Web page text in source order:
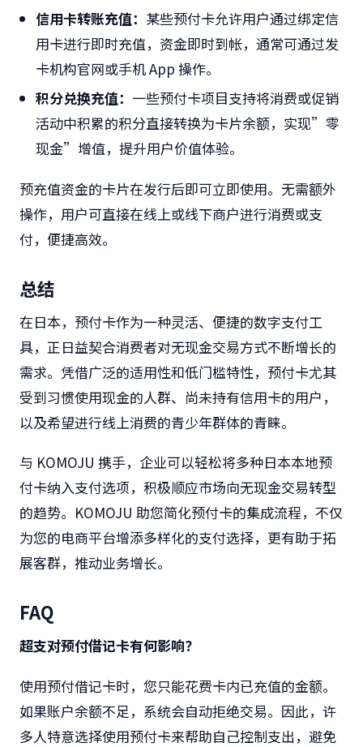
信用卡转账充值： 某些预付卡允许用户通过绑定信
用卡进行即时充值，资金即时到帐，通常可通过发
卡机构官网或手机 App 操作。
积分兑换充值： 一些预付卡项目支持将消费或促销
活动中积累的积分直接转换为卡片余额，实现”零
现金”增值，提升用户价值体验。
预充值资金的卡片在发行后即可立即使用。无需额外
操作，用户可直接在线上或线下商户进行消费或支
付，便捷高效。
总结
在日本，预付卡作为一种灵活、便捷的数字支付工
具，正日益契合消费者对无现金交易方式不断增长的
需求。凭借广泛的适用性和低门槛特性，预付卡尤其
受到习惯使用现金的人群、尚未持有信用卡的用户，
以及希望进行线上消费的青少年群体的青睐。
与 KOMOJU 携手，企业可以轻松将多种日本本地预
付卡纳入支付选项，积极顺应市场向无现金交易转型
的趋势。KOMOJU 助您简化预付卡的集成流程，不仅
为您的电商平台增添多样化的支付选择，更有助于拓
展客群，推动业务增长。
FAQ
超支对预付借记卡有何影响？
使用预付借记卡时，您只能花费卡内已充值的金额。
如果账户余额不足，系统会自动拒绝交易。因此，许
多人特意选择使用预付卡来帮助自己控制支出，避免